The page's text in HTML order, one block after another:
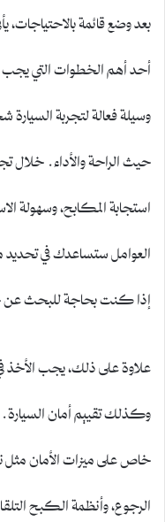
بعد وضع قائمة بالاحتياجات،
أحد أهم الخطوات التي يجب
وسيلة فعالة لتجربة
حيث الراحة والأداء. خلال
استجابة المكابح، وسهولة
العوامل ستساعدك في تحديد
إذا كنت بحاجة للبحث عن
علاوة على ذلك، يجب الأخذ
وكذلك تقييم أمان
خاص على ميزات الأمان مثل
الرجوع، وأنظمة الكبح